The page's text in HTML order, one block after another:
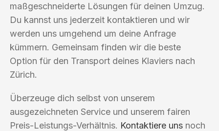
maßgeschneiderte Lösungen für deinen Umzug.
Du kannst uns jederzeit kontaktieren und wir
werden uns umgehend um deine Anfrage
kümmern. Gemeinsam finden wir die beste
Option für den Transport deines Klaviers nach
Zürich.
Überzeuge dich selbst von unserem
ausgezeichneten Service und unserem fairen
Preis-Leistungs-Verhältnis. Kontaktiere uns noch